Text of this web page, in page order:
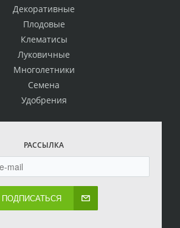
Декоративные
Плодовые
Клематисы
Луковичные
Многолетники
Семена
Удобрения
РАССЫЛКА
ПОДПИСАТЬСЯ